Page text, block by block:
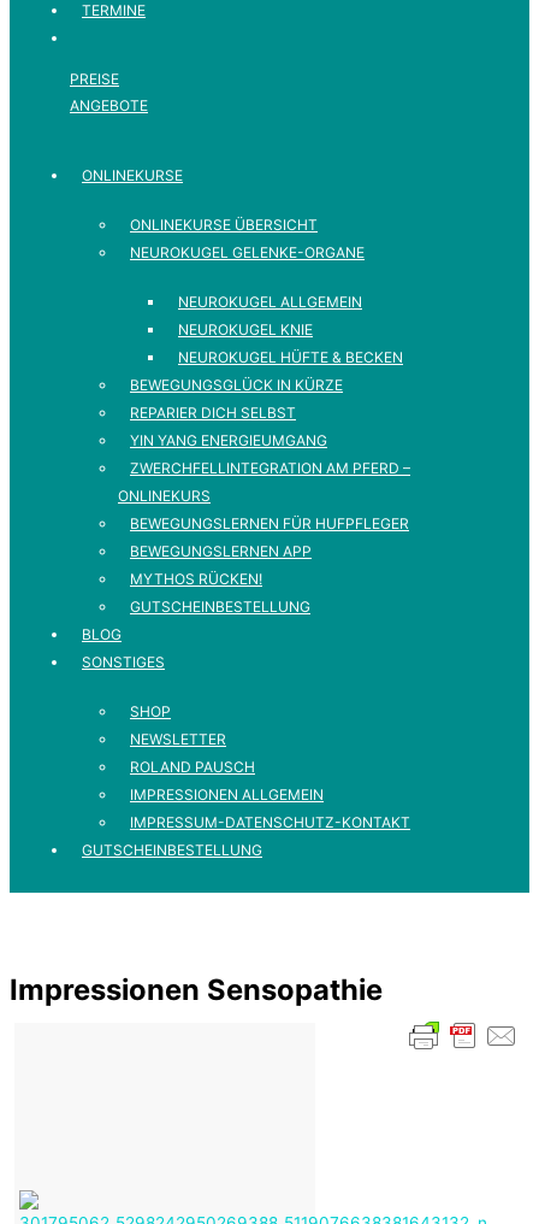
TERMINE
PREISE
ANGEBOTE
ONLINEKURSE
ONLINEKURSE ÜBERSICHT
NEUROKUGEL GELENKE-ORGANE
NEUROKUGEL ALLGEMEIN
NEUROKUGEL KNIE
NEUROKUGEL HÜFTE & BECKEN
BEWEGUNGSGLÜCK IN KÜRZE
REPARIER DICH SELBST
YIN YANG ENERGIEUMGANG
ZWERCHFELLINTEGRATION AM PFERD –
ONLINEKURS
BEWEGUNGSLERNEN FÜR HUFPFLEGER
BEWEGUNGSLERNEN APP
MYTHOS RÜCKEN!
GUTSCHEINBESTELLUNG
BLOG
SONSTIGES
SHOP
NEWSLETTER
ROLAND PAUSCH
IMPRESSIONEN ALLGEMEIN
IMPRESSUM-DATENSCHUTZ-KONTAKT
GUTSCHEINBESTELLUNG
Impressionen Sensopathie